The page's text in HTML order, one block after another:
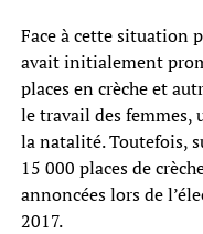
Face à cette situation
avait initialement
places en crèche et
le travail des femmes,
la natalité. Toutefois,
15 000 places de
annoncées lors de
2017.